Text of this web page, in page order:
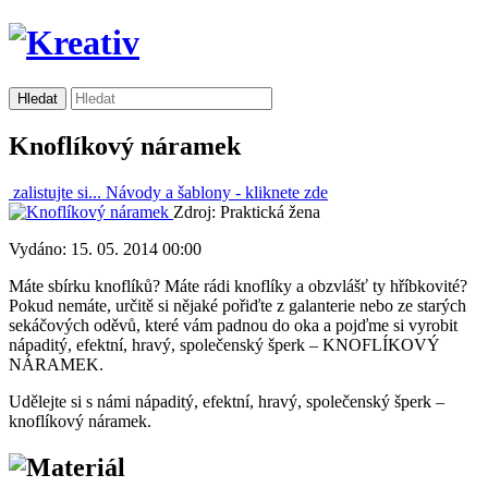
Knoflíkový náramek
zalistujte si... Návody a šablony - kliknete zde
Zdroj: Praktická žena
Vydáno: 15. 05. 2014 00:00
Máte sbírku knoflíků? Máte rádi knoflíky a obzvlášť ty hříbkovité?
Pokud nemáte, určitě si nějaké pořiďte z galanterie nebo ze starých
sekáčových oděvů, které vám padnou do oka a pojďme si vyrobit
nápaditý, efektní, hravý, společenský šperk – KNOFLÍKOVÝ
NÁRAMEK.
Udělejte si s námi nápaditý, efektní, hravý, společenský šperk –
knoflíkový náramek.